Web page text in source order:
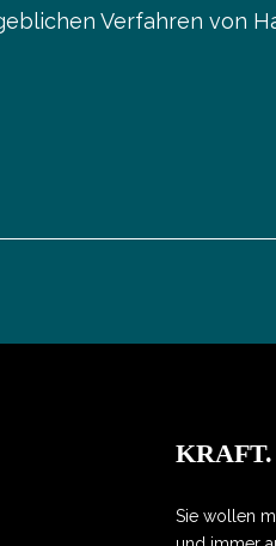
Verfahren von
KRAFT.
Sie wollen